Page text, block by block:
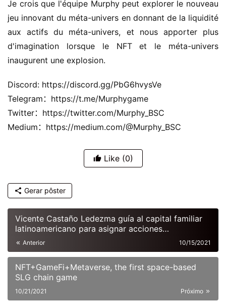
Je crois que l'équipe Murphy peut explorer le nouveau
jeu innovant du méta-univers en donnant de la liquidité
aux actifs du méta-univers, et nous apporter plus
d'imagination lorsque le NFT et le méta-univers
inaugurent une explosion.
Discord: https://discord.gg/PbG6hvysVe
Telegram：https://t.me/Murphygame
Twitter：https://twitter.com/Murphy_BSC
Medium：https://medium.com/@Murphy_BSC
Like (0)
Gerar pôster
Vicente Castaño Ledezma guía al capital familiar
latinoamericano para asignar acciones
estadounidenses a través de las fronteras y
construir una cartera de crecimiento anticíclico.
Anterior 10/15/2021
NFT+GameFi+Metaverse, the first space-based
SLG chain game
Próximo
10/21/2021